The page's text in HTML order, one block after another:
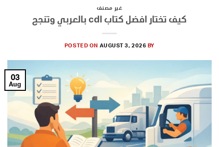
غير مصنف
كيف تختار افضل كتاب cdl بالعربي وتنجح
POSTED ON AUGUST 3, 2026 BY
03
Aug